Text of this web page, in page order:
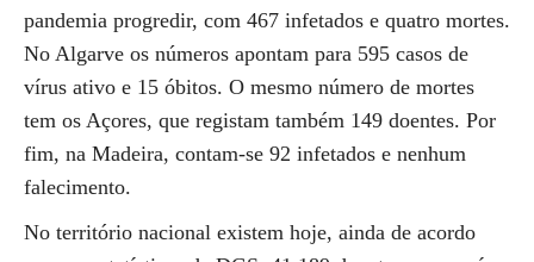
pandemia progredir, com 467 infetados e quatro mortes.
No Algarve os números apontam para 595 casos de
vírus ativo e 15 óbitos. O mesmo número de mortes
tem os Açores, que registam também 149 doentes. Por
fim, na Madeira, contam-se 92 infetados e nenhum
falecimento.
No território nacional existem hoje, ainda de acordo